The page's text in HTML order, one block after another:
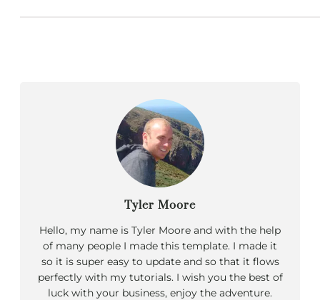
Tyler Moore
Hello, my name is Tyler Moore and with the help
of many people I made this template. I made it
so it is super easy to update and so that it flows
perfectly with my tutorials. I wish you the best of
luck with your business, enjoy the adventure.